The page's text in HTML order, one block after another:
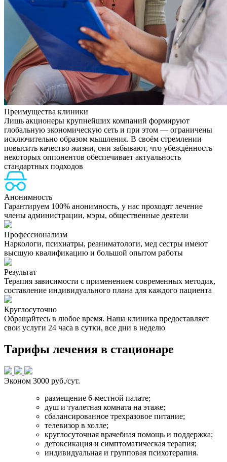
Преимущества клиники
Лишь акционеры крупнейших компаний формируют
глобальную экономическую сеть и при этом — ограничены
исключительно образом мышления. В своём стремлении
повысить качество жизни, они забывают, что убеждённость
некоторых оппонентов обеспечивает актуальность
стандартных подходов
Анонимность
Гарантируем 100% анонимность, у нас проходят лечение
члены администрации, мэры, общественные деятели
Профессионализм
Наркологи, психиатры, реаниматологи, мед сестры имеют
высшую квалификацию и большой опытом работы
Результат
Терапия зависимости с применением современных методик,
составление индивидуального плана для каждого пациента
Круглосуточно
Обращайтесь в любое время. Наша клиника предоставляет
свои услуги 24 часа в сутки, все дни в неделю
Тарифы лечения в стационаре
Эконом 3000 руб./сут.
размещение 6-местной палате;
душ и туалетная комната на этаже;
сбалансированное трехразовое питание;
телевизор в холле;
круглосуточная врачебная помощь и поддержка;
детоксикация и симптоматическая терапия;
индивидуальная и групповая психотерапия.